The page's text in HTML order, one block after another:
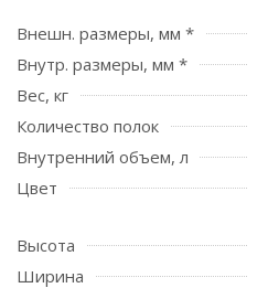
Внешн. размеры, мм *
Внутр. размеры, мм *
Вес, кг
Количество полок
Внутренний объем, л
Цвет
Высота
Ширина